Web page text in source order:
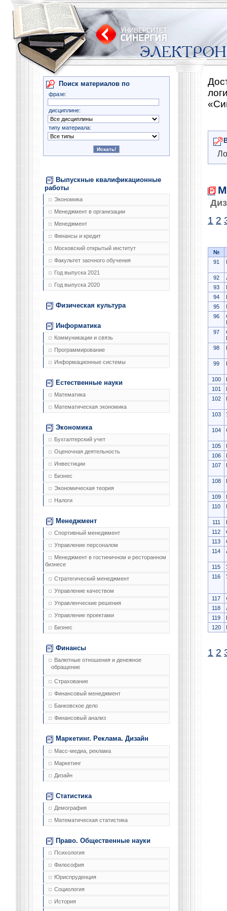
Поиск материалов по
фразе:
дисциплине:
типу материала:
Выпускные квалификационные
работы
Экономика
Менеджмент в организации
Менеджмент
Финансы и кредит
Московский открытый институт
Факультет заочного обучения
Год выпуска 2021
Год выпуска 2020
Физическая культура
Информатика
Коммуникации и связь
Программирование
Информационные системы
Естественные науки
Математика
Математическая экономика
Экономика
Бухгалтерский учет
Оценочная деятельность
Инвестиции
Бизнес
Экономическая теория
Налоги
Менеджмент
Спортивный менеджмент
Управление персоналом
Менеджмент в гостиничном и ресторанном
бизнесе
Стратегический менеджмент
Управление качеством
Управленческие решения
Управление проектами
Бизнес
Финансы
Валютные отношения и денежное
обращение
Страхование
Финансовый менеджмент
Банковское дело
Финансовый анализ
Маркетинг. Реклама. Дизайн
Масс-медиа, реклама
Маркетинг
Дизайн
Статистика
Демография
Математическая статистика
Право. Общественные науки
Психология
Философия
Юриспруденция
Социология
История
1 2
№
91
92
93
94
95
96
97
98
99
100
101
102
103
104
105
106
107
108
109
110
111
112
113
114
115
116
117
118
119
120
1 2